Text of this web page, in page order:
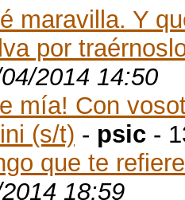
maravilla. Y
por
2014 14:50
mía! Con
(s/t) - psic -
que te
18:59